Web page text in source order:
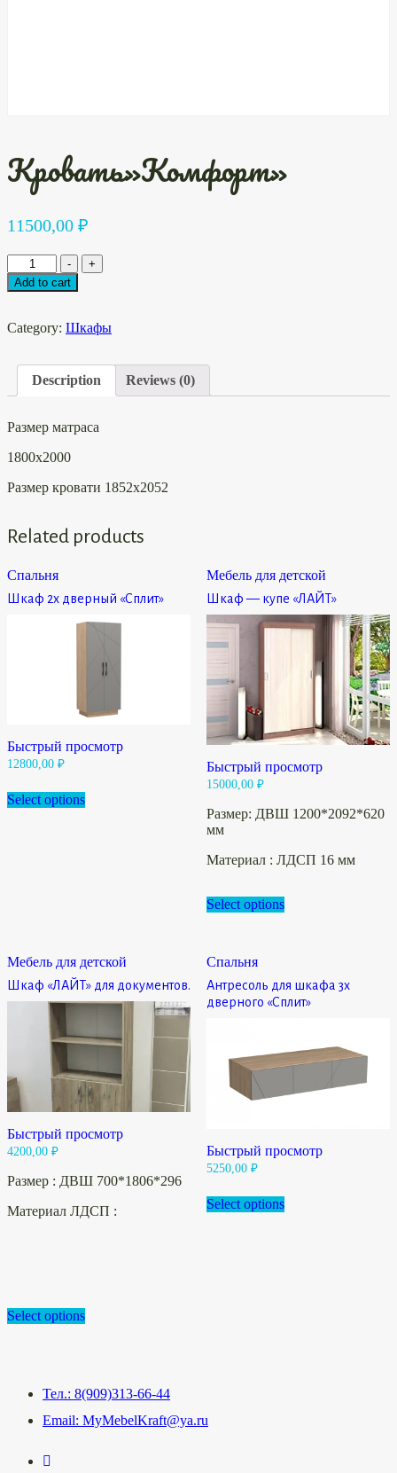
Кровать»Комфорт»
11500,00 ₽
-
Кровать"Комфорт"
quantity
+
Add to cart
Category: Шкафы
Description Reviews (0)
Размер матраса
1800х2000
Размер кровати 1852х2052
Related products
Спальня
Шкаф 2х дверный «Сплит»
Быстрый просмотр
12800,00 ₽
Select options
Мебель для детской
Шкаф — купе «ЛАЙТ»
Быстрый просмотр
15000,00 ₽
Размер: ДВШ 1200*2092*620
мм
Материал : ЛДСП 16 мм
Select options
Мебель для детской
Шкаф «ЛАЙТ» для документов.
Быстрый просмотр
4200,00 ₽
Размер : ДВШ 700*1806*296
Материал ЛДСП :
Select options
Спальня
Антресоль для шкафа 3х
дверного «Сплит»
Быстрый просмотр
5250,00 ₽
Select options
Тел.: 8(909)313-66-44
Email: MyMebelKraft@ya.ru